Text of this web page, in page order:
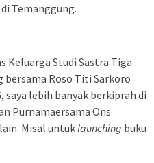
Temanggung.
Keluarga Studi Sastra Tiga
bersama Roso Titi Sarkoro
saya lebih banyak berkiprah di
Purnamaersama Ons
Misal untuklaunching buku